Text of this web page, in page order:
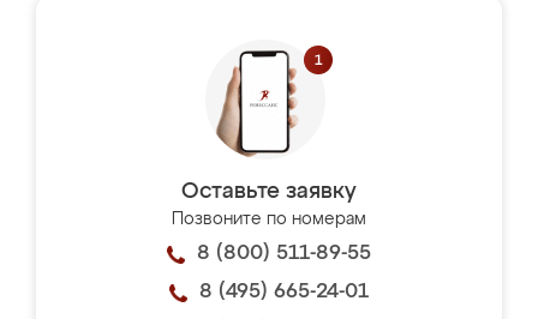
Оставьте заявку
Позвоните по номерам
8 (800) 511-89-55
8 (495) 665-24-01